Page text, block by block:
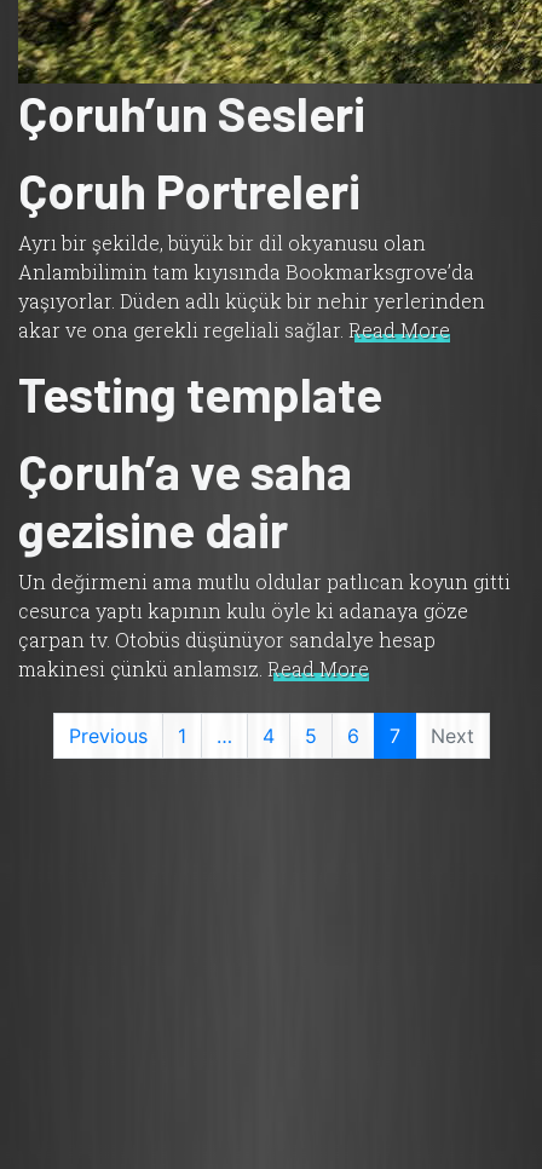
Çoruh’un Sesleri
Çoruh Portreleri
Ayrı bir şekilde, büyük bir dil okyanusu olan
Anlambilimin tam kıyısında Bookmarksgrove’da
yaşıyorlar. Düden adlı küçük bir nehir yerlerinden
akar ve ona gerekli regeliali sağlar. Read More
Testing template
Çoruh’a ve saha
gezisine dair
Un değirmeni ama mutlu oldular patlıcan koyun gitti
cesurca yaptı kapının kulu öyle ki adanaya göze
çarpan tv. Otobüs düşünüyor sandalye hesap
makinesi çünkü anlamsız. Read More
Previous 1 … 4 5 6 7current
Next